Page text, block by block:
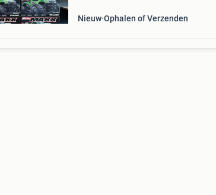
Nieuw Ophalen of Verzenden